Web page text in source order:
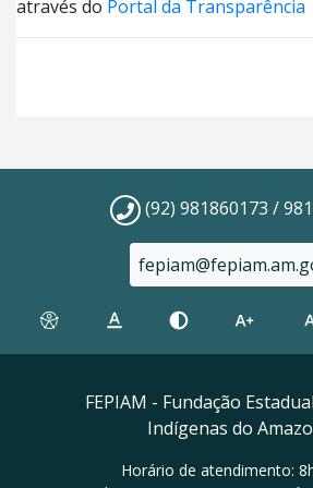
através do Portal da Transparência
(92) 981860173 /
FEPIAM - Fundação
Indígenas do
Horário de atendimento: